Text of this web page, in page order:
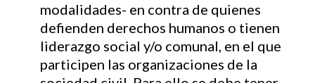
modalidades- en contra de quienes
defienden derechos humanos o tienen
liderazgo social y/o comunal, en el que
participen las organizaciones de la